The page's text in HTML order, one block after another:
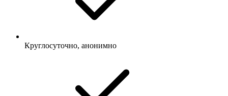
Круглосуточно, анонимно